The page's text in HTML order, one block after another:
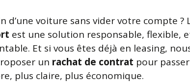
d’une voiture sans vider votre compte ?
est une solution responsable, flexible,
Et si vous êtes déjà en leasing,
un rachat de contrat pour
plus claire, plus économique.